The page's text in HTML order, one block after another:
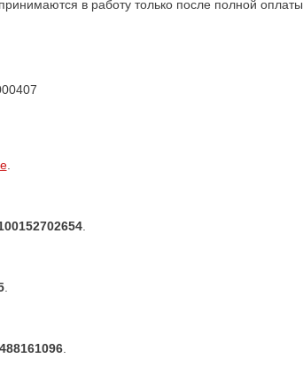
в работу только после полной оплаты.
.
.
.
.